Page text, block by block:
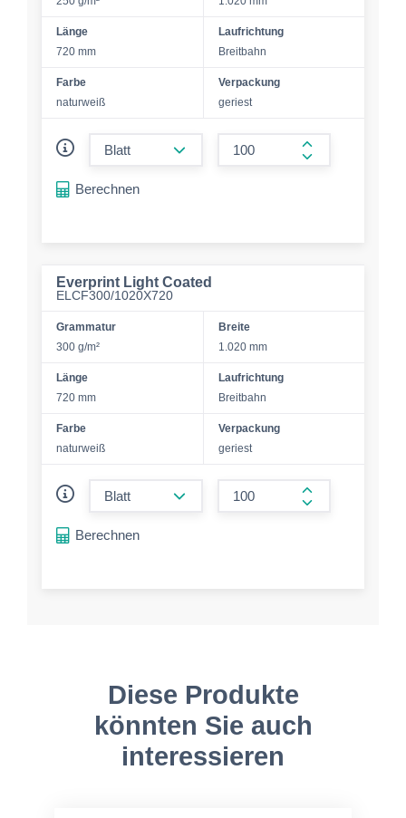
Länge
720 mm
Laufrichtung
Breitbahn
Farbe
naturweiß
Verpackung
geriest
form.increase-
Berechnen
Everprint Light Coated
ELCF300/1020X720
Grammatur
300 g/m²
Breite
1.020 mm
Länge
720 mm
Laufrichtung
Breitbahn
Farbe
naturweiß
Verpackung
geriest
form.increase-
Berechnen
Diese Produkte
könnten Sie auch
interessieren